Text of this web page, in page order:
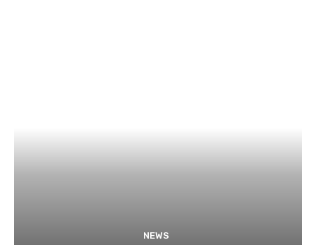
NEWS